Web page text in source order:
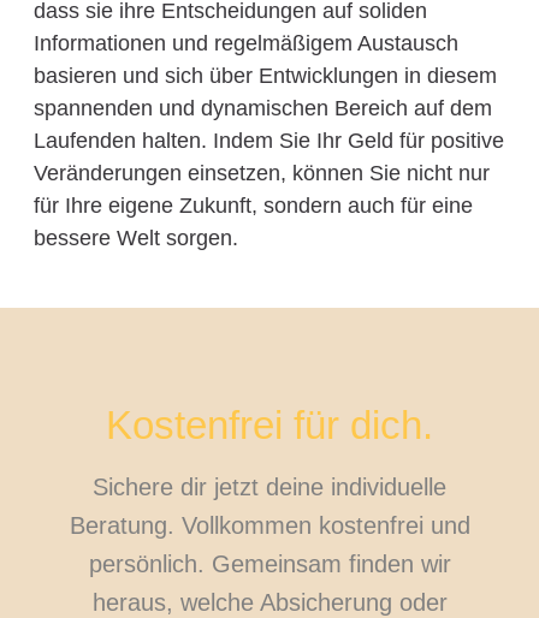
dass sie ihre Entscheidungen auf soliden
Informationen und regelmäßigem Austausch
basieren und sich über Entwicklungen in diesem
spannenden und dynamischen Bereich auf dem
Laufenden halten. Indem Sie Ihr Geld für positive
Veränderungen einsetzen, können Sie nicht nur
für Ihre eigene Zukunft, sondern auch für eine
bessere Welt sorgen.
Kostenfrei für dich.
Sichere dir jetzt deine individuelle
Beratung. Vollkommen kostenfrei und
persönlich. Gemeinsam finden wir
heraus, welche Absicherung oder